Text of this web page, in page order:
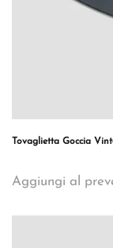
Tovaglietta Goccia
Aggiungi al